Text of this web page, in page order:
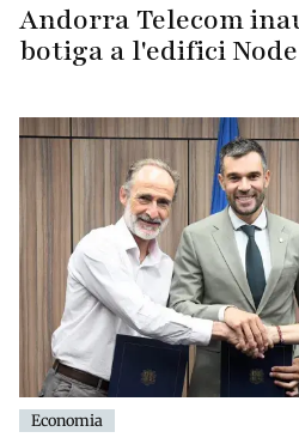
Andorra Telecom
botiga a l'edifici Node
Economia